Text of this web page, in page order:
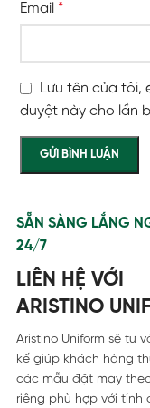
Email *
Lưu tên của tôi,
duyệt này cho lần
SẴN SÀNG LẮNG
24/7
LIÊN HỆ VỚI
ARISTINO
Aristino Uniform sẽ tư
kế giúp khách hàng
các mẫu đặt may
riêng phù hợp với tính